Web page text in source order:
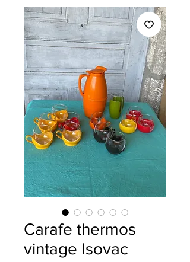
Carafe thermos
vintage Isovac